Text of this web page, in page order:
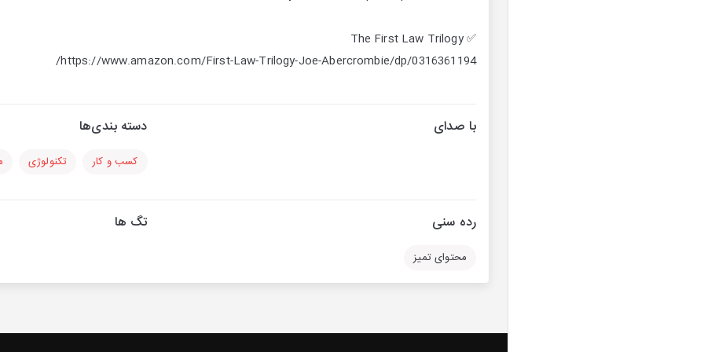
✅ The First Law Trilogy
https://www.amazon.com/First-Law-Trilogy-Joe-Abercrombie/dp/0316361194/
با صدای دسته بندی‌ها
کسب و کار تکنولوژی
رده سنی
محتوای تمیز
تگ ها